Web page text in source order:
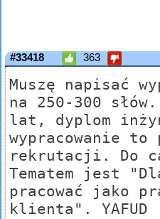
#33418 363
Muszę napisać
na 250-300 słów.
lat, dyplom
wypracowanie to
rekrutacji. Do
Tematem jest
pracować jako
klienta". YAFUD